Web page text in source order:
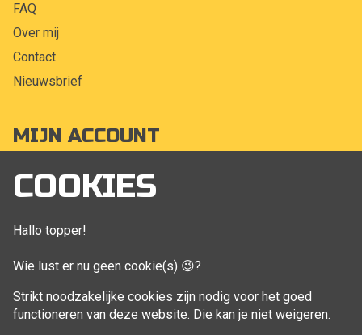
COOKIES
Hallo topper!
Wie lust er nu geen cookie(s) 😉?
Strikt noodzakelijke cookies zijn nodig voor het goed
functioneren van deze website. Die kan je niet weigeren.
FAQ
Over mij
Contact
Nieuwsbrief
MIJN ACCOUNT
Mijn account
Bestellingen
Aankoop beheren
VOLG MIJ